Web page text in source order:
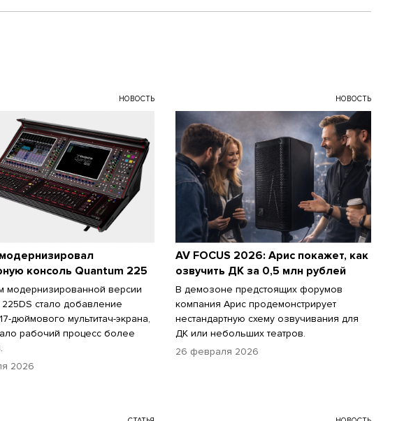
НОВОСТЬ
консоль Quantum 225
модернизированной версии
стало добавление
дюймового мультитач-экрана,
рабочий процесс более
2026
НОВОСТЬ
AV FOCUS 2026: Арис покажет, как
озвучить ДК за 0,5 млн рублей
В демозоне предстоящих форумов
компания Арис продемонстрирует
нестандартную схему озвучивания для
ДК или небольших театров.
26 февраля 2026